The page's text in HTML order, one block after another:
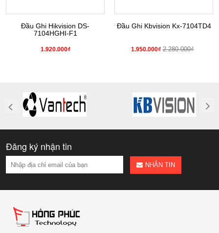
Đầu Ghi Hikvision DS-
7104HGHI-F1
1.920.000₫
Đầu Ghi Kbvision Kx-7104TD4
1.950.000₫ 2.280.000₫
Đăng ký nhận tin
NHẬN TIN